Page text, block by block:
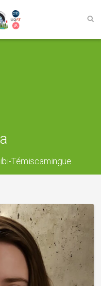
Témiscamingue